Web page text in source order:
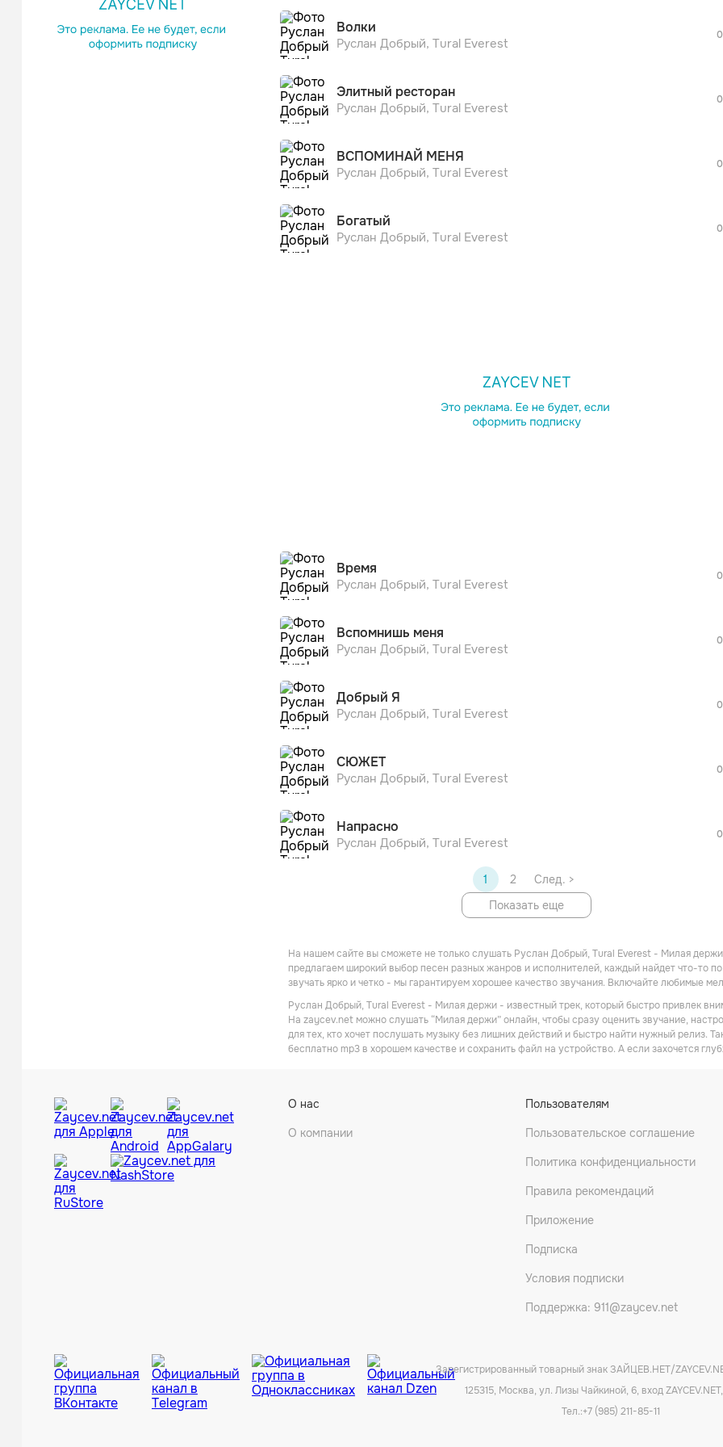
Волки
Руслан Добрый, Tural Everest
Элитный ресторан
Руслан Добрый, Tural Everest
ВСПОМИНАЙ МЕНЯ
Руслан Добрый, Tural Everest
Богатый
Руслан Добрый, Tural Everest
Время
Руслан Добрый, Tural Everest
Вспомнишь меня
Руслан Добрый, Tural Everest
Добрый Я
Руслан Добрый, Tural Everest
СЮЖЕТ
Руслан Добрый, Tural Everest
Напрасно
Руслан Добрый, Tural Everest
1 2
След. >
Показать еще
На нашем сайте вы сможете не только слушать Руслан Добрый, Tural Everest - Милая
предлагаем широкий выбор песен разных жанров и исполнителей, каждый найдет что-то
звучать ярко и четко - мы гарантируем хорошее качество звучания. Включайте любимые
Руслан Добрый, Tural Everest - Милая держи - известный трек, который быстро привлек
На zaycev.net можно слушать “Милая держи” онлайн, чтобы сразу оценить звучание,
для тех, кто хочет послушать музыку без лишних действий и быстро найти нужный
бесплатно mp3 в хорошем качестве и сохранить файл на устройство. А если захочется
О нас
О компании
Пользователям
Пользовательское соглашение
Политика конфиденциальности
Правила рекомендаций
Приложение
Подписка
Условия подписки
Поддержка: 911@zaycev.net
Зарегистрированный товарный знак ЗАЙЦЕВ.НЕТ/
125315, Москва, ул. Лизы Чайкиной, 6, вход
Тел.:+7 (985) 211-85-11